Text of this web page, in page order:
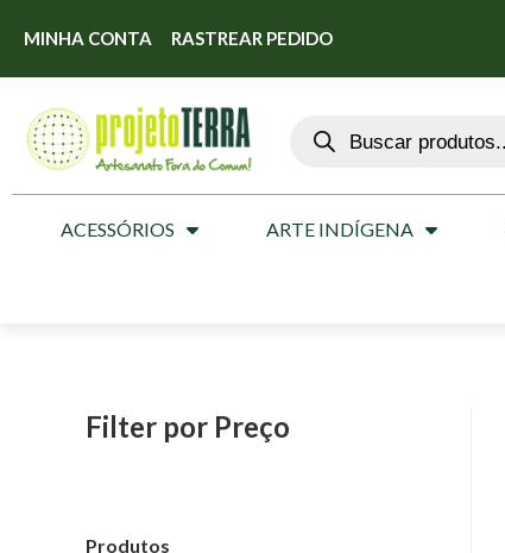
MINHA CONTA RASTREAR PEDIDO
ACESSÓRIOS ARTE INDÍGENA
Filter por Preço
Produtos